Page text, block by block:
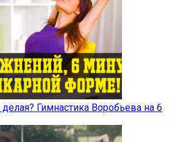
Гимнастика Воробьева на 6